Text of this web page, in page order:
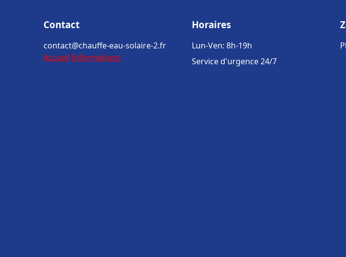
Contact
contact@chauffe-eau-solaire-2.fr
Accueil Informations
Horaires
Lun-Ven: 8h-19h
Service d'urgence 24/7